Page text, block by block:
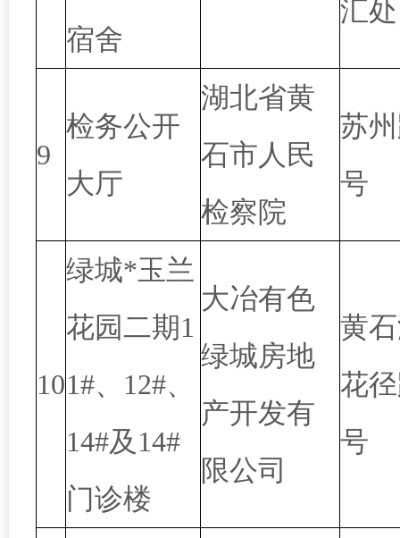
宿舍
汇处
9
检务公开
大厅
湖北省黄
石市人民
检察院
苏
号
10
绿城*玉兰
花园二期1
1#、12#、
14#及14#
门诊楼
大冶有色
绿城房地
产开发有
限公司
黄
花
号